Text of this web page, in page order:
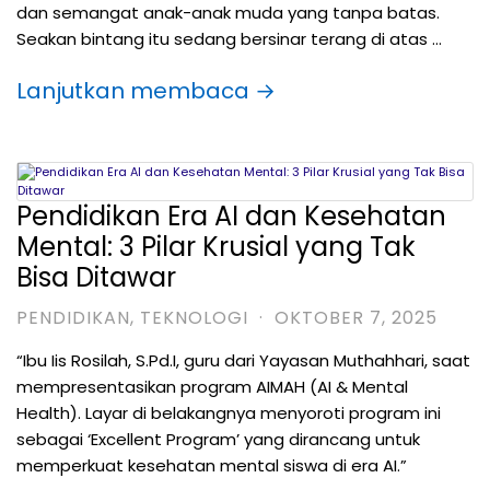
dan semangat anak-anak muda yang tanpa batas.
Seakan bintang itu sedang bersinar terang di atas …
Lanjutkan membaca →
Pendidikan Era AI dan Kesehatan
Mental: 3 Pilar Krusial yang Tak
Bisa Ditawar
PENDIDIKAN, TEKNOLOGI · OKTOBER 7, 2025
“Ibu Iis Rosilah, S.Pd.I, guru dari Yayasan Muthahhari, saat
mempresentasikan program AIMAH (AI & Mental
Health). Layar di belakangnya menyoroti program ini
sebagai ‘Excellent Program’ yang dirancang untuk
memperkuat kesehatan mental siswa di era AI.”